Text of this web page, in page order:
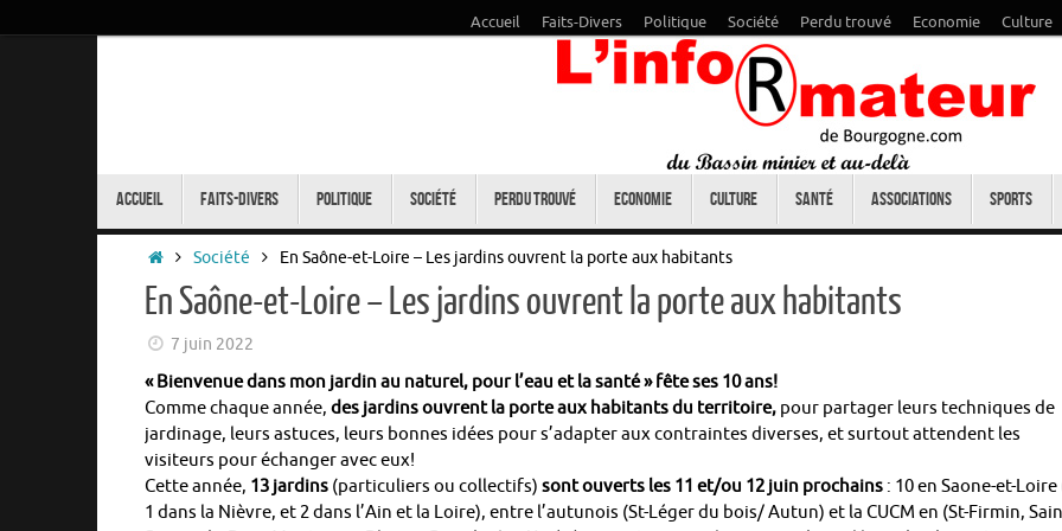
Accueil Faits-Divers Politique Société Perdu trouvé Economie Culture
Accueil Faits-Divers Politique Société Perdu trouvé Economie Culture Santé Associations Sports
Accueil
Société En Saône-et-Loire – Les jardins ouvrent la porte aux habitants
En Saône-et-Loire – Les jardins ouvrent la porte aux habitants
7 juin 2022
« Bienvenue dans mon jardin au naturel, pour l’eau et la santé » fête ses 10 ans!
Comme chaque année, des jardins ouvrent la porte aux habitants du territoire, pour partager leurs techniques de
jardinage, leurs astuces, leurs bonnes idées pour s’adapter aux contraintes diverses, et surtout attendent les
visiteurs pour échanger avec eux!
Cette année, 13 jardins (particuliers ou collectifs) sont ouverts les 11 et/ou 12 juin prochains : 10 en Saone-et-Loire
1 dans la Nièvre, et 2 dans l’Ain et la Loire), entre l’autunois (St-Léger du bois/ Autun) et la CUCM en (St-Firmin,